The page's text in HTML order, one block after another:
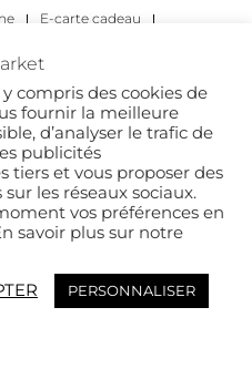
E-carte cadeau
Pour les particuliers
Champmarket.
compris des cookies de
fournir la meilleure
d’analyser le trafic de
publicités
tiers et vous proposer des
les réseaux sociaux.
vos préférences en
savoir plus sur notre
PERSONNALISER